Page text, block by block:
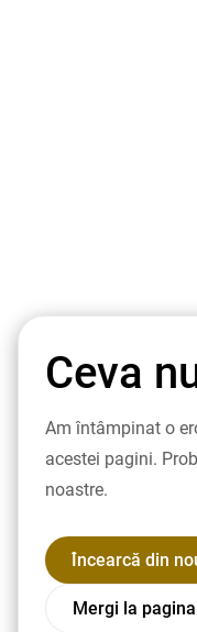
Ceva
Am întâmpinat o
acestei pagini.
noastre.
Încearcă din
Mergi la